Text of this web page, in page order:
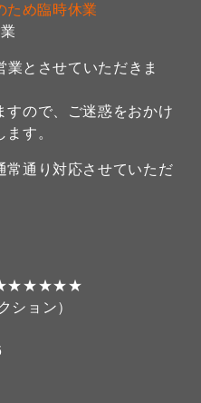
め臨時休業
とさせていただきま
すので、ご迷惑をおかけ
す。
常通り対応させていただ
ション）